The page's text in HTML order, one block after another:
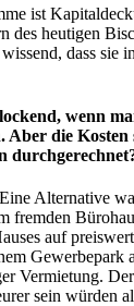
ist
des heutigen
dass sie
wenn
Aber die
Alternative
fremden
auf
Gewerbepark
Vermietung.
sein würden